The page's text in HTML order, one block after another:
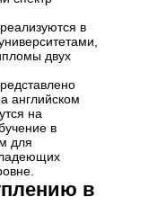
в
двух
английском
на
в
для
в